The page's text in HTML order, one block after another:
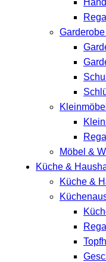
Kleinmöbel
Möbel &
Küche &
Küche &